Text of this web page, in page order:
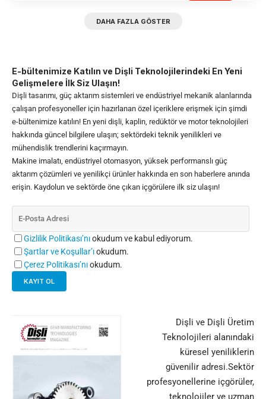
DAHA FAZLA GÖSTER
E-bültenimize Katılın ve Dişli Teknolojilerindeki En Yeni
Gelişmelere İlk Siz Ulaşın!
Dişli tasarımı, güç aktarım sistemleri ve endüstriyel mekanik alanlarında
çalışan profesyoneller için hazırlanan özel içeriklere erişmek için şimdi
e-bültenimize katılın! En yeni dişli, kaplin, redüktör ve motor teknolojileri
hakkında güncel bilgilere ulaşın; sektördeki teknik yenilikleri ve
mühendislik trendlerini kaçırmayın.
Makine imalatı, endüstriyel otomasyon, yüksek performanslı güç
aktarım çözümleri ve yenilikçi ürünler hakkında en son haberlere anında
erişin. Kaydolun ve sektörde öne çıkan içgörülere ilk siz ulaşın!
Gizlilik Politikası’nıokudum ve kabul ediyorum.
Şartlar ve Koşullar’ıokudum.
Çerez Politikası’nıokudum.
Dişli ve Dişli Üretim
Teknolojileri alanındaki
küresel yeniliklerin
güvenilir adresi.Sektör
profesyonellerine içgörüler,
teknolojiler ve uzman